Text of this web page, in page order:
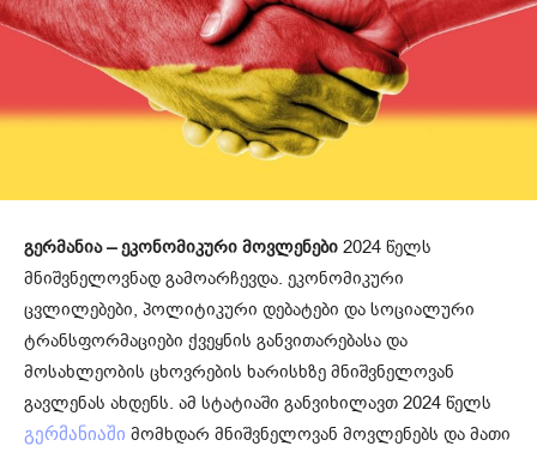
გერმანია – ეკონომიკური მოვლენები 2024 წელს
მნიშვნელოვნად გამოარჩევდა. ეკონომიკური
ცვლილებები, პოლიტიკური დებატები და სოციალური
ტრანსფორმაციები ქვეყნის განვითარებასა და
მოსახლეობის ცხოვრების ხარისხზე მნიშვნელოვან
გავლენას ახდენს. ამ სტატიაში განვიხილავთ 2024 წელს
გერმანიაში მომხდარ მნიშვნელოვან მოვლენებს და მათი